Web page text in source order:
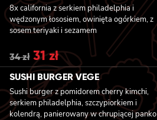
8x california z serkiem philadelphia i
wędzonym łososiem, owinięta ogórkiem, z
sosem teriyaki i sezamem
34zł Original
price
was:
34 zł.
31złCurrent
price
is:
31 zł.
SUSHI BURGER VEGE
Sushi burger z pomidorem cherry kimchi,
serkiem philadelphia, szczypiorkiem i
kolendrą, panierowany w chrupiącej panko